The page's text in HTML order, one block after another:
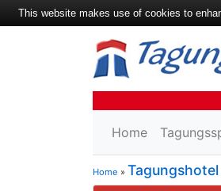
Home
Home »
This website makes use of cookies to